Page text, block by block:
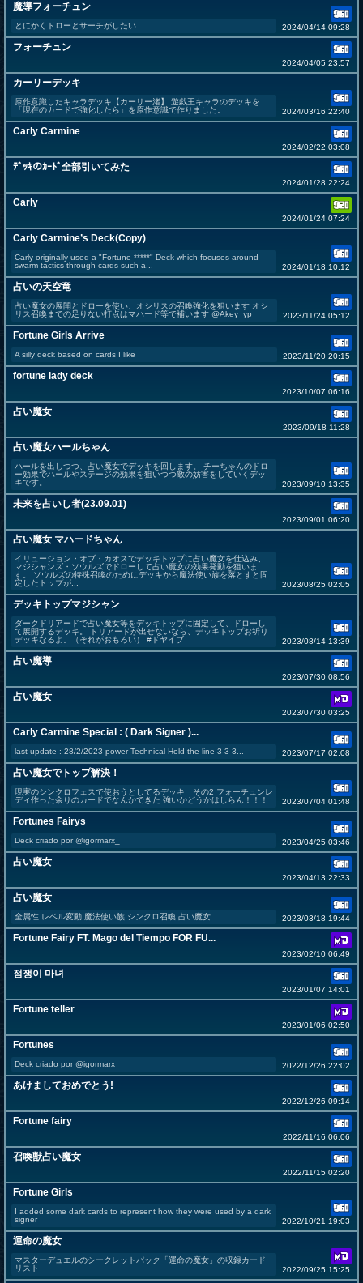
魔導フォーチュン
とにかくドローとサーチがしたい 2024/04/14 09:28
フォーチュン
2024/04/05 23:57
カーリーデッキ
原作意識したキャラデッキ【カーリー渚】 遊戯王キャラのデッキを
「現在のカードで強化したら」を原作意識で作りました。
2024/03/16 22:40
Carly Carmine
2024/02/22 03:08
ﾃﾞｯｷのｶｰﾄﾞ全部引いてみた
2024/01/28 22:24
Carly
2024/01/24 07:24
Carly Carmine’s Deck(Copy)
Carly originally used a "Fortune *****" Deck which focuses around
swarm tactics through cards such a...
2024/01/18 10:12
占いの天空竜
占い魔女の展開とドローを使い、オシリスの召喚強化を狙います オシ
リス召喚までの足りない打点はマハード等で補います @Akey_yp
2023/11/24 05:12
Fortune Girls Arrive
A silly deck based on cards I like 2023/11/20 20:15
fortune lady deck
2023/10/07 06:16
占い魔女
2023/09/18 11:28
占い魔女ハールちゃん
ハールを出しつつ、占い魔女でデッキを回します。 チーちゃんのドロ
ー効果でハールやステージの効果を狙いつつ敵の妨害をしていくデッ
キです。
2023/09/10 13:35
未来を占いし者(23.09.01)
2023/09/01 06:20
占い魔女 マハードちゃん
イリュージョン・オブ・カオスでデッキトップに占い魔女を仕込み、
マジシャンズ・ソウルズでドローして占い魔女の効果発動を狙いま
す。 ソウルズの特殊召喚のためにデッキから魔法使い族を落とすと固
定したトップが...
2023/08/25 02:05
デッキトップマジシャン
ダークドリアードで占い魔女等をデッキトップに固定して、ドローし
て展開するデッキ。 ドリアードが出せないなら、デッキトップお祈り
デッキなるよ。（それがおもろい） #ドヤイブ
2023/08/14 13:39
占い魔導
2023/07/30 08:56
占い魔女
2023/07/30 03:25
Carly Carmine Special : ( Dark Signer )...
last update : 28/2/2023 power Technical Hold the line 3 3 3... 2023/07/17 02:08
占い魔女でトップ解決！
現実のシンクロフェスで使おうとしてるデッキ その2 フォーチュンレ
ディ作った余りのカードでなんかできた 強いかどうかはしらん！！！
2023/07/04 01:48
Fortunes Fairys
Deck criado por @igormarx_ 2023/04/25 03:46
占い魔女
2023/04/13 22:33
占い魔女
全属性 レベル変動 魔法使い族 シンクロ召喚 占い魔女 2023/03/18 19:44
Fortune Fairy FT. Mago del Tiempo FOR FU...
2023/02/10 06:49
점쟁이 마녀
2023/01/07 14:01
Fortune teller
2023/01/06 02:50
Fortunes
Deck criado por @igormarx_ 2022/12/26 22:02
あけましておめでとう!
2022/12/26 09:14
Fortune fairy
2022/11/16 06:06
召喚獣占い魔女
2022/11/15 02:20
Fortune Girls
I added some dark cards to represent how they were used by a dark
signer
2022/10/21 19:03
運命の魔女
マスターデュエルのシークレットパック「運命の魔女」の収録カード
リスト
2022/09/25 15:25